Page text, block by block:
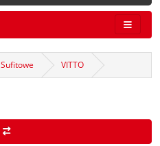
Sufitowe VITTO